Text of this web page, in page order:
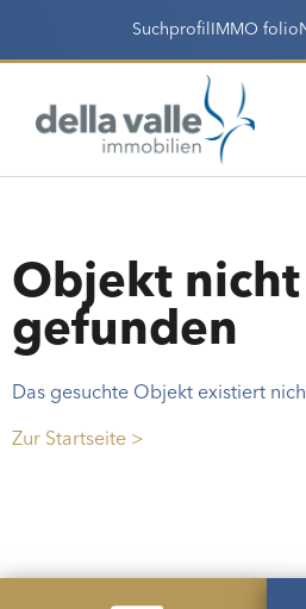
Suchprofil IMMO folio
Objekt nicht
gefunden
Das gesuchte Objekt existiert
Zur Startseite >